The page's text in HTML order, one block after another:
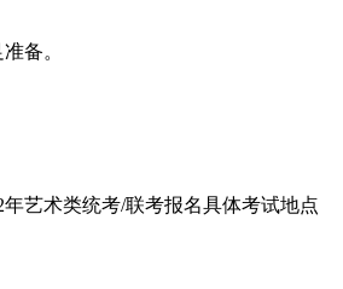
备。
艺术类统考/联考报名具体考试地点